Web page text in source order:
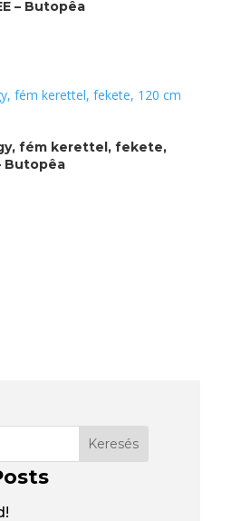
Keresés
– Butopêa
fém kerettel, fekete,
Butopêa